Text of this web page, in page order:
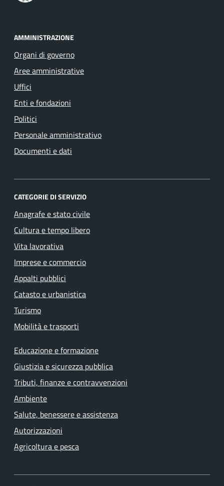
AMMINISTRAZIONE
Organi di governo
Aree amministrative
Uffici
Enti e fondazioni
Politici
Personale amministrativo
Documenti e dati
CATEGORIE DI SERVIZIO
Anagrafe e stato civile
Cultura e tempo libero
Vita lavorativa
Imprese e commercio
Appalti pubblici
Catasto e urbanistica
Turismo
Mobilità e trasporti
Educazione e formazione
Giustizia e sicurezza pubblica
Tributi, finanze e contravvenzioni
Ambiente
Salute, benessere e assistenza
Autorizzazioni
Agricoltura e pesca